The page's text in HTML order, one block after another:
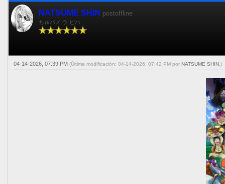
NATSUME SHIN postoffline
ちゅパメ ラ ピハ
04-14-2026, 07:39 PM (Última modificación: 04-14-2026, 07:42 PM por NATSUME SHIN .)